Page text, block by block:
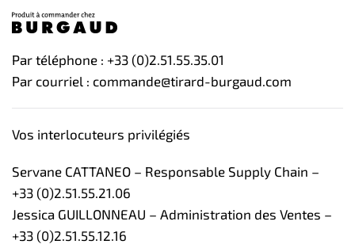
Par téléphone : +33 (0)2.51.55.35.01
Par courriel : commande@tirard-burgaud.com
Vos interlocuteurs privilégiés
Servane CATTANEO – Responsable Supply Chain –
+33 (0)2.51.55.21.06
Jessica GUILLONNEAU – Administration des Ventes –
+33 (0)2.51.55.12.16